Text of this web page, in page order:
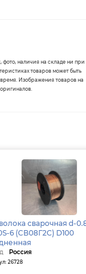
фото, наличия на складе ни при
товаров может быть
Изображения товаров на
сварочная d-
6 (СВ08Г2С) D100
Россия
26728